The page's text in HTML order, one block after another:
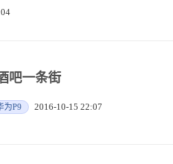
吧一条街
为P9 2016-10-15 22:07